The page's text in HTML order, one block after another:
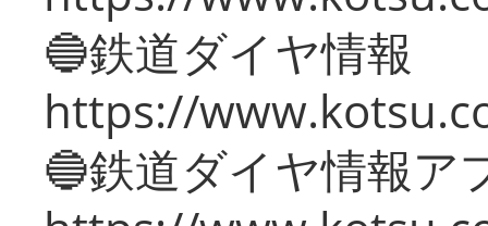
🔵鉄道ダイヤ情報
https://
🔵鉄道ダイヤ情報ア